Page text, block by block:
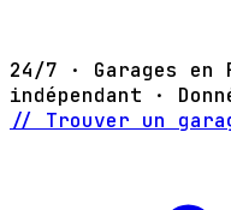
24/7 · Garages en
indépendant ·
// Trouver un